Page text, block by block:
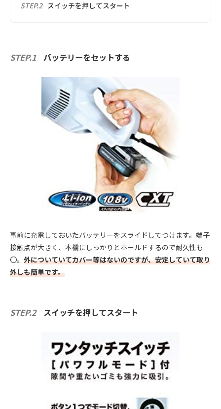
STEP.2 スイッチを押してスタート
STEP.1 バッテリーをセットする
事前に充電しておいたバッテリーをスライドしてつけます。端子
接触点が大きく、本機にしっかりとホールドするので耐久性も
〇。 外についていてカバー等はないのですが、安定していて取り
外しも簡単です。
STEP.2 スイッチを押してスタート